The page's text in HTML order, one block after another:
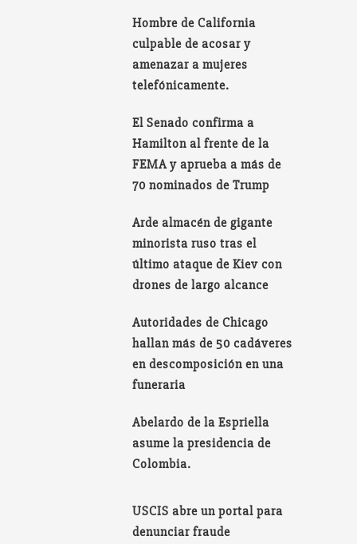
Hombre de California
culpable de acosar y
amenazar a mujeres
telefónicamente.
El Senado confirma a
Hamilton al frente de la
FEMA y aprueba a más de
70 nominados de Trump
Arde almacén de gigante
minorista ruso tras el
último ataque de Kiev con
drones de largo alcance
Autoridades de Chicago
hallan más de 50 cadáveres
en descomposición en una
funeraria
Abelardo de la Espriella
asume la presidencia de
Colombia.
USCIS abre un portal para
denunciar fraude